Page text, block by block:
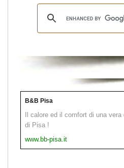
B&B Pisa
Il calore ed il comfort di una
di Pisa !
www.bb-pisa.it